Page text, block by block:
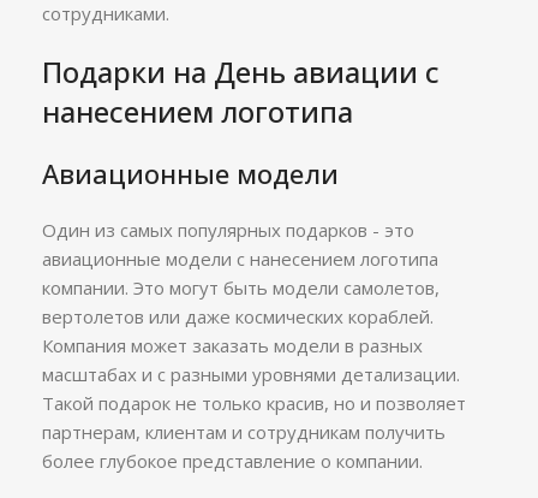
сотрудниками.
Подарки на День авиации с
нанесением логотипа
Авиационные модели
Один из самых популярных подарков - это
авиационные модели с нанесением логотипа
компании. Это могут быть модели самолетов,
вертолетов или даже космических кораблей.
Компания может заказать модели в разных
масштабах и с разными уровнями детализации.
Такой подарок не только красив, но и позволяет
партнерам, клиентам и сотрудникам получить
более глубокое представление о компании.